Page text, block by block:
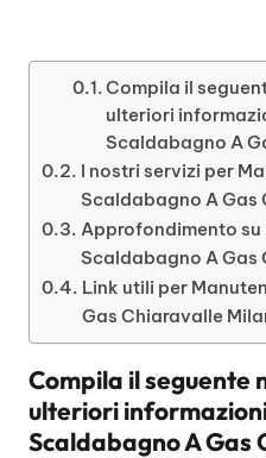
Compila il
ulteriori
Scaldabagno A
I nostri servizi per
Scaldabagno A Gas
Approfondimento su
Scaldabagno A Gas
Link utili per
Gas Chiaravalle
Compila il seguente
ulteriori
Scaldabagno A Gas